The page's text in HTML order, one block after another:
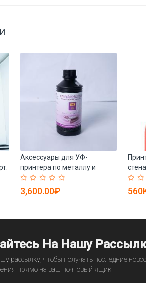
Аксессуары для УФ-
принтера по металлу и
стеклу с жидким покрытием
(арт. 25-19082326)
3,600.00₽
На Нашу
рассылку, чтобы получать последние
прямо на ваш почтовый ящик.